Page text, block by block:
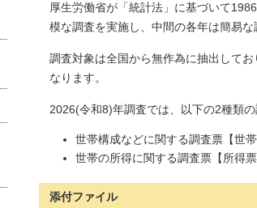
厚生労働省が「統計法」に基づいて
模な調査を実施し、中間の各年は簡易な
調査対象は全国から無作為に抽出して
なります。
2026(令和8)年調査では、以下の2種類の
世帯構成などに関する調査票【世帯
世帯の所得に関する調査票【所得票
添付ファイル